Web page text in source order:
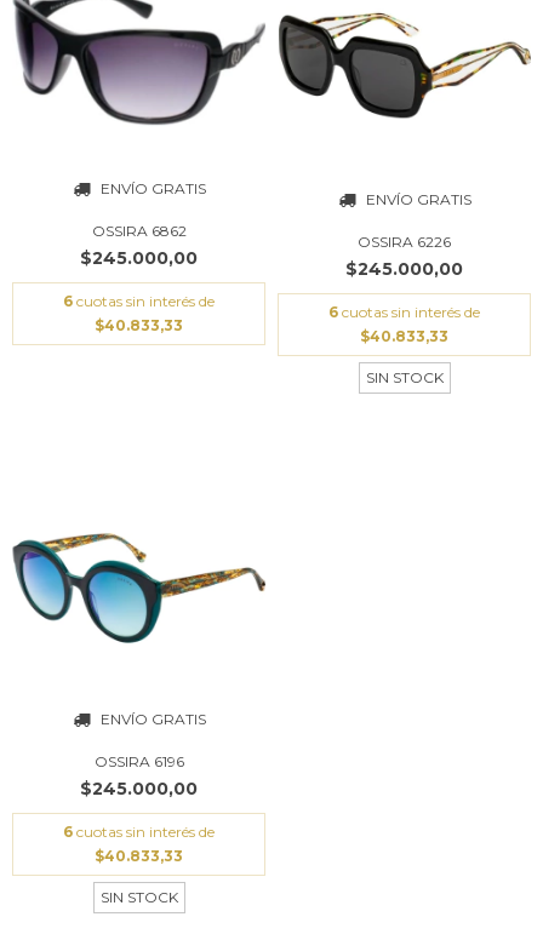
ENVÍO GRATIS
OSSIRA 6862
$245.000,00
6 cuotas sin interés de
$40.833,33
ENVÍO GRATIS
OSSIRA 6226
$245.000,00
6 cuotas sin interés de
$40.833,33
SIN STOCK
ENVÍO GRATIS
OSSIRA 6196
$245.000,00
6 cuotas sin interés de
$40.833,33
SIN STOCK